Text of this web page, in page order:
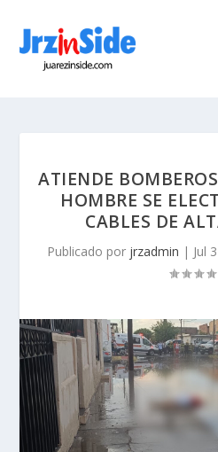
ATIENDE
HOMBRE SE
CABLES DE
Publicado por jrzadmin | Jul